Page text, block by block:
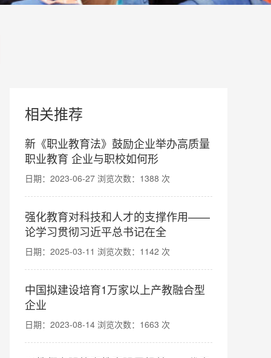
相关推荐
新《职业教育法》鼓励企业举办高质量
职业教育 企业与职校如何形
日期：2023-06-27 浏览次数：1388 次
强化教育对科技和人才的支撑作用——
论学习贯彻习近平总书记在全
日期：2025-03-11 浏览次数：1142 次
中国拟建设培育1万家以上产教融合型
企业
日期：2023-08-14 浏览次数：1663 次